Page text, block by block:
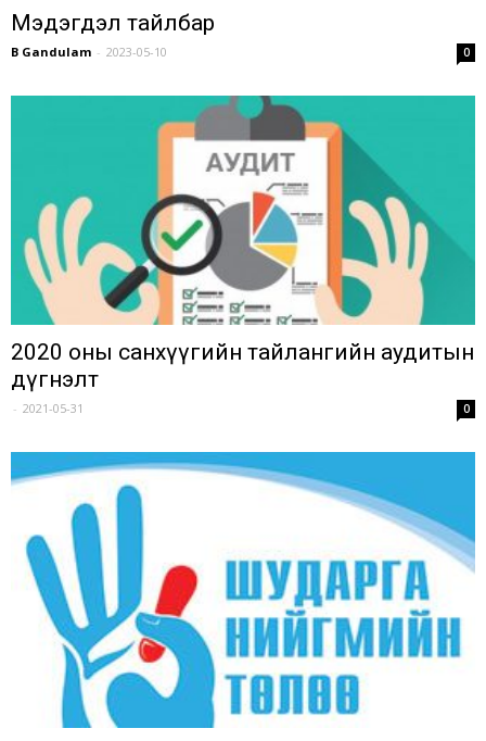
Мэдэгдэл тайлбар
B Gandulam - 2023-05-10 0
2020 оны санхүүгийн тайлангийн аудитын
дүгнэлт
- 2021-05-31 0